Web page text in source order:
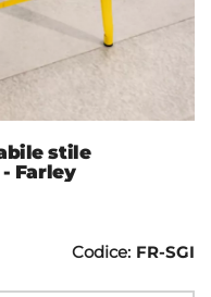
stile
Farley
Codice: FR-SGI